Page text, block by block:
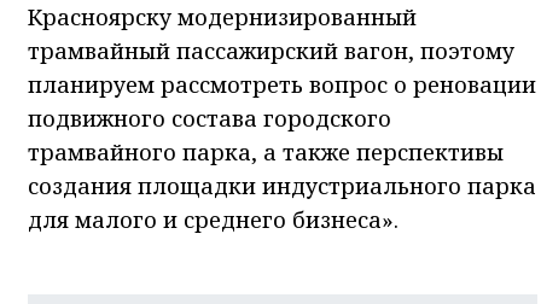
Красноярску модернизированный
трамвайный пассажирский вагон, поэтому
планируем рассмотреть вопрос о реновации
подвижного состава городского
трамвайного парка, а также перспективы
создания площадки индустриального парка
для малого и среднего бизнеса».